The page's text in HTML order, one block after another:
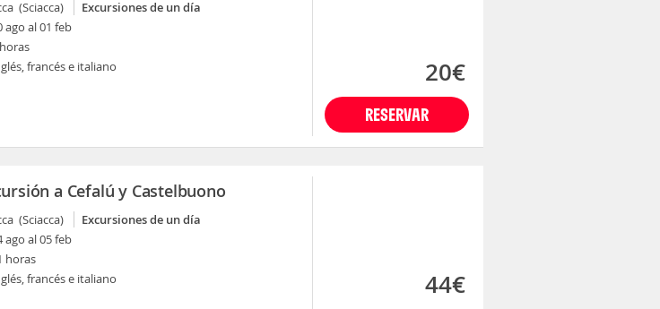
(Sciacca)
Excursiones de un día
ago al 01 feb
francés e italiano
RESERVAR
20€
a Cefalú y Castelbuono
(Sciacca)
Excursiones de un día
ago al 05 feb
horas
francés e italiano
44€